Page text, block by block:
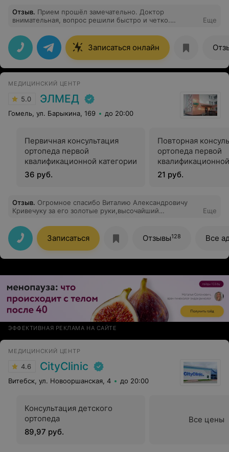
Отзыв. Прием прошёл замечательно. Доктор
внимательная, вопрос решили быстро и четко.
вопросы. Всем осталась довольна. Спасибо
Еще
Записаться онлайн
МЕДИЦИНСКИЙ ЦЕНТР
5.0 ЭЛМЕД
Гомель, ул. Барыкина, 169 до 20:00
Первичная консультация
ортопеда первой
квалификационной категории
36 руб.
Повторная
ортопеда первой
21 руб.
Отзыв. Огромное спасибо Виталию Александровичу
Кривечуку за его золотые руки,высочайший
Еще
Записаться Отзывы128 Все
ЭФФЕКТИВНАЯ РЕКЛАМА НА САЙТЕ
МЕДИЦИНСКИЙ ЦЕНТР
4.6 CityClinic
Витебск, ул. Новооршанская, 4 до 20:00
Консультация детского
ортопеда
89,97 руб.
Все цены